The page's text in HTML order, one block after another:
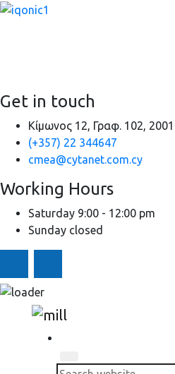
Get in touch
Κίμωνος 12, Γραφ. 102,
(+357) 22 344647
cmea@cytanet.com.cy
Working Hours
Saturday 9:00 - 12:00 pm
Sunday closed
Skip to content